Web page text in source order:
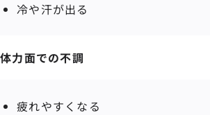
冷や汗が出る
体力面での不調
疲れやすくなる